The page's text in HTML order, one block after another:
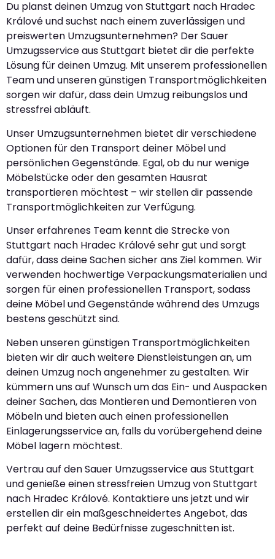
Du planst deinen Umzug von Stuttgart nach Hradec
Králové und suchst nach einem zuverlässigen und
preiswerten Umzugsunternehmen? Der Sauer
Umzugsservice aus Stuttgart bietet dir die perfekte
Lösung für deinen Umzug. Mit unserem professionellen
Team und unseren günstigen Transportmöglichkeiten
sorgen wir dafür, dass dein Umzug reibungslos und
stressfrei abläuft.
Unser Umzugsunternehmen bietet dir verschiedene
Optionen für den Transport deiner Möbel und
persönlichen Gegenstände. Egal, ob du nur wenige
Möbelstücke oder den gesamten Hausrat
transportieren möchtest – wir stellen dir passende
Transportmöglichkeiten zur Verfügung.
Unser erfahrenes Team kennt die Strecke von
Stuttgart nach Hradec Králové sehr gut und sorgt
dafür, dass deine Sachen sicher ans Ziel kommen. Wir
verwenden hochwertige Verpackungsmaterialien und
sorgen für einen professionellen Transport, sodass
deine Möbel und Gegenstände während des Umzugs
bestens geschützt sind.
Neben unseren günstigen Transportmöglichkeiten
bieten wir dir auch weitere Dienstleistungen an, um
deinen Umzug noch angenehmer zu gestalten. Wir
kümmern uns auf Wunsch um das Ein- und Auspacken
deiner Sachen, das Montieren und Demontieren von
Möbeln und bieten auch einen professionellen
Einlagerungsservice an, falls du vorübergehend deine
Möbel lagern möchtest.
Vertrau auf den Sauer Umzugsservice aus Stuttgart
und genieße einen stressfreien Umzug von Stuttgart
nach Hradec Králové. Kontaktiere uns jetzt und wir
erstellen dir ein maßgeschneidertes Angebot, das
perfekt auf deine Bedürfnisse zugeschnitten ist.